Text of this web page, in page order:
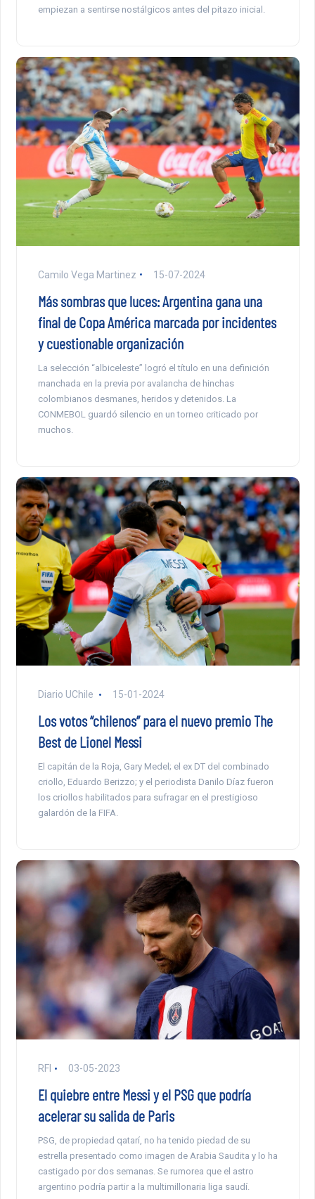
empiezan a sentirse nostálgicos antes del pitazo inicial.
Camilo Vega Martinez 15-07-2024
Más sombras que luces: Argentina gana una
final de Copa América marcada por incidentes
y cuestionable organización
La selección “albiceleste” logró el título en una definición
manchada en la previa por avalancha de hinchas
colombianos desmanes, heridos y detenidos. La
CONMEBOL guardó silencio en un torneo criticado por
muchos.
Diario UChile 15-01-2024
Los votos “chilenos” para el nuevo premio The
Best de Lionel Messi
El capitán de la Roja, Gary Medel; el ex DT del combinado
criollo, Eduardo Berizzo; y el periodista Danilo Díaz fueron
los criollos habilitados para sufragar en el prestigioso
galardón de la FIFA.
RFI 03-05-2023
El quiebre entre Messi y el PSG que podría
acelerar su salida de Paris
PSG, de propiedad qatarí, no ha tenido piedad de su
estrella presentado como imagen de Arabia Saudita y lo ha
castigado por dos semanas. Se rumorea que el astro
argentino podría partir a la multimillonaria liga saudí.